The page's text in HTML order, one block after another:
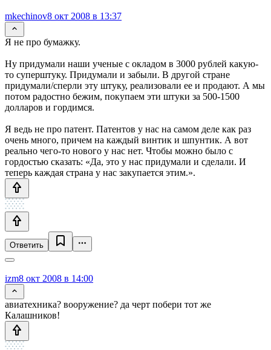
mkechinov8 окт 2008 в 13:37
Я не про бумажку.
Ну придумали наши ученые с окладом в 3000 рублей какую-
то суперштуку. Придумали и забыли. В другой стране
придумали/сперли эту штуку, реализовали ее и продают. А мы
потом радостно бежим, покупаем эти штуки за 500-1500
долларов и гордимся.
Я ведь не про патент. Патентов у нас на самом деле как раз
очень много, причем на каждый винтик и шпунтик. А вот
реально чего-то нового у нас нет. Чтобы можно было с
гордостью сказать: «Да, это у нас придумали и сделали. И
теперь каждая страна у нас закупается этим.».
Ответить
izm8 окт 2008 в 14:00
авиатехника? вооружение? да черт побери тот же
Калашников!